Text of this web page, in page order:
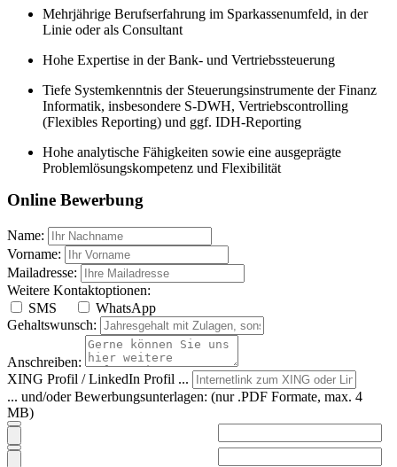
Mehrjährige Berufserfahrung im Sparkassenumfeld, in der
Linie oder als Consultant
Hohe Expertise in der Bank- und Vertriebssteuerung
Tiefe Systemkenntnis der Steuerungsinstrumente der Finanz
Informatik, insbesondere S-DWH, Vertriebscontrolling
(Flexibles Reporting) und ggf. IDH-Reporting
Hohe analytische Fähigkeiten sowie eine ausgeprägte
Problemlösungskompetenz und Flexibilität
Online Bewerbung
Name:
Vorname:
Mailadresse:
Weitere Kontaktoptionen:
SMS
WhatsApp
Gehaltswunsch:
Anschreiben:
XING Profil / LinkedIn Profil ...
... und/oder Bewerbungsunterlagen: (nur .PDF Formate, max. 4
MB)